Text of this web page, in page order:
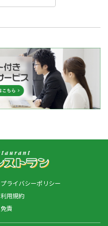
プライバシーポリシー
利用規約
免責